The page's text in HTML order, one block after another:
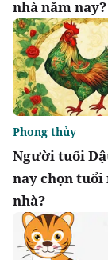
nhà năm nay?
Người tuổi
nay chọn tuổi
nhà?
Phong thủy